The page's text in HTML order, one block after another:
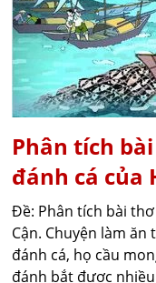
Phân tích
đánh cá của
Đề: Phân tích bài
Cận. Chuyện làm
đánh cá, họ cầu
đánh bắt được